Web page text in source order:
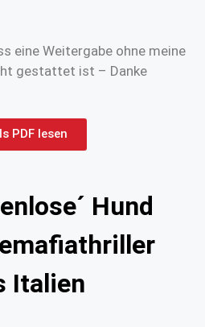
eine Weitergabe ohne meine
gestattet ist – Danke
PDF lesen
Hund
Italien